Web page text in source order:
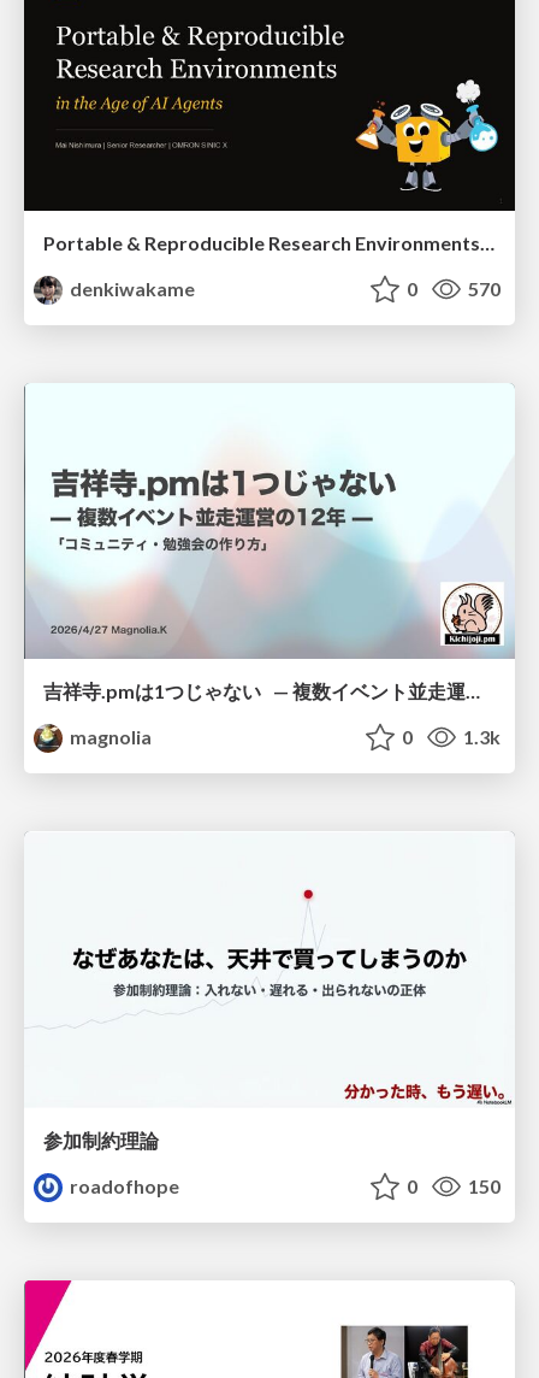
Portable & Reproducible Research Environments in the Age of AI Agents
denkiwakame
0 570
吉祥寺.pmは1つじゃない — 複数イベント並走運営の12年 —
magnolia
0 1.3k
参加制約理論
roadofhope
0 150